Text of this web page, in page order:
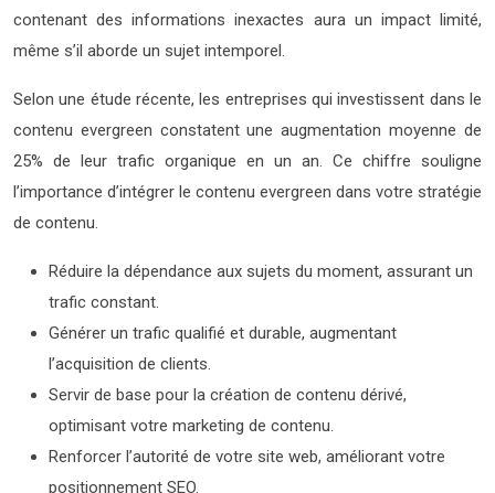
contenant des informations inexactes aura un impact limité,
même s’il aborde un sujet intemporel.
Selon une étude récente, les entreprises qui investissent dans le
contenu evergreen constatent une augmentation moyenne de
25% de leur trafic organique en un an. Ce chiffre souligne
l’importance d’intégrer le contenu evergreen dans votre stratégie
de contenu.
Réduire la dépendance aux sujets du moment, assurant un
trafic constant.
Générer un trafic qualifié et durable, augmentant
l’acquisition de clients.
Servir de base pour la création de contenu dérivé,
optimisant votre marketing de contenu.
Renforcer l’autorité de votre site web, améliorant votre
positionnement SEO.